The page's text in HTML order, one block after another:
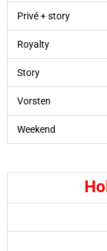
Privé + story
Royalty
Story
Vorsten
Weekend